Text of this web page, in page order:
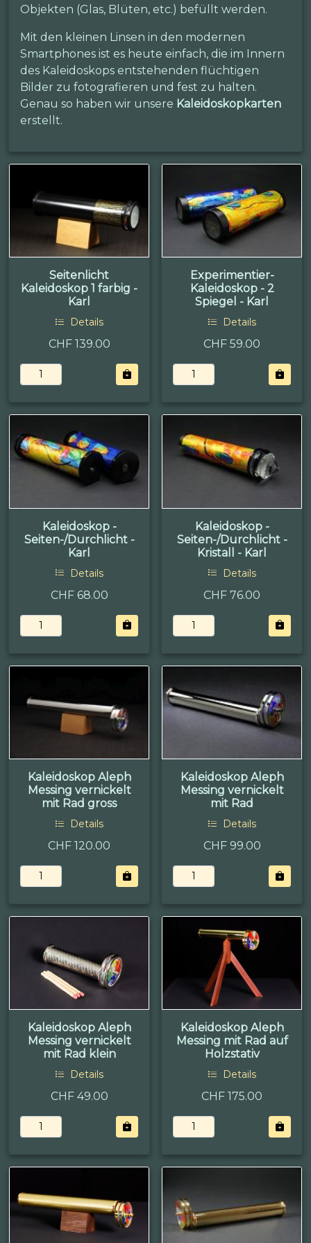
Objekten (Glas, Blüten, etc.) befüllt werden.
Mit den kleinen Linsen in den modernen
Smartphones ist es heute einfach, die im Innern
des Kaleidoskops entstehenden flüchtigen
Bilder zu fotografieren und fest zu halten.
Genau so haben wir unsere Kaleidoskopkarten
erstellt.
Seitenlicht
Kaleidoskop 1 farbig -
Karl
Details
CHF 139.00
Experimentier-
Kaleidoskop - 2
Spiegel - Karl
Details
CHF 59.00
Kaleidoskop -
Seiten-/Durchlicht -
Karl
Details
CHF 68.00
Kaleidoskop -
Seiten-/Durchlicht -
Kristall - Karl
Details
CHF 76.00
Kaleidoskop Aleph
Messing vernickelt
mit Rad gross
Details
CHF 120.00
Kaleidoskop Aleph
Messing vernickelt
mit Rad
Details
CHF 99.00
Kaleidoskop Aleph
Messing vernickelt
mit Rad klein
Details
CHF 49.00
Kaleidoskop Aleph
Messing mit Rad auf
Holzstativ
Details
CHF 175.00